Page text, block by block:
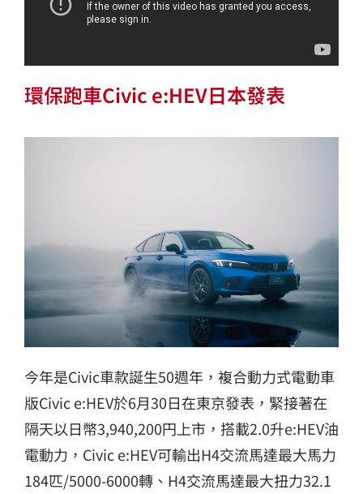
環保跑車Civic e:HEV日本發表
今年是Civic車款誕生50週年，複合動力式電動車
版Civic e:HEV於6月30日在東京發表，緊接著在
隔天以日幣3,940,200円上市，搭載2.0升e:HEV油
電動力，Civic e:HEV可輸出H4交流馬達最大馬力
184匹/5000-6000轉、H4交流馬達最大扭力32.1